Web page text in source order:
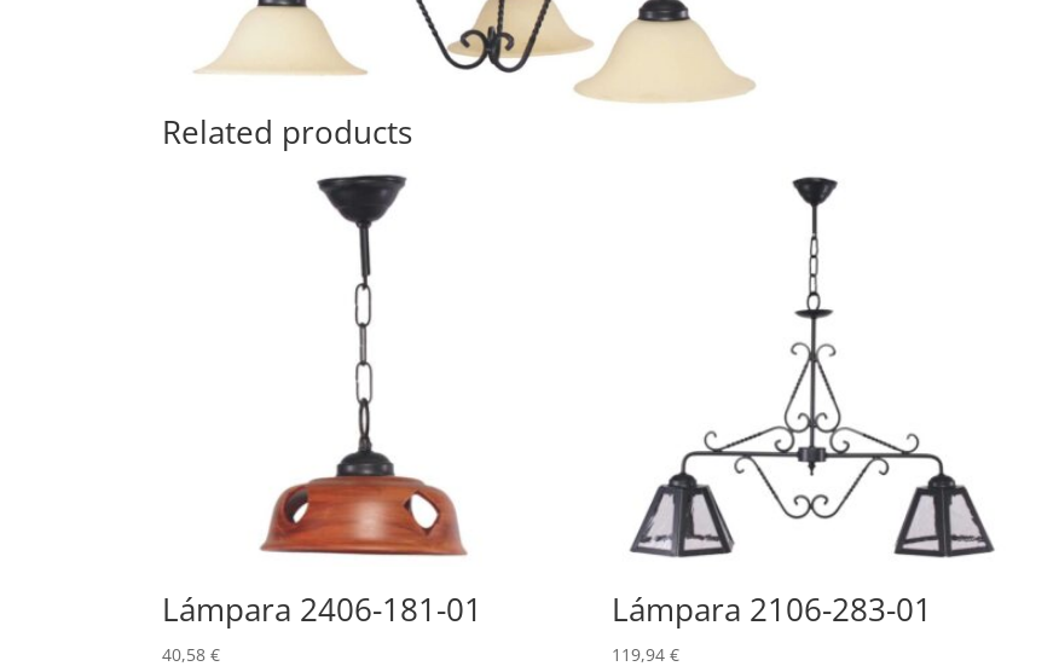
Related products
Lámpara 2406-181-01
40,58€
Lámpara 2106-283-01
119,94 €